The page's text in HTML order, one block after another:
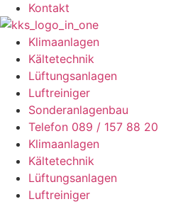
Kontakt
Klimaanlagen
Kältetechnik
Lüftungsanlagen
Luftreiniger
Sonderanlagenbau
Telefon 089 / 157 88 20
Klimaanlagen
Kältetechnik
Lüftungsanlagen
Luftreiniger